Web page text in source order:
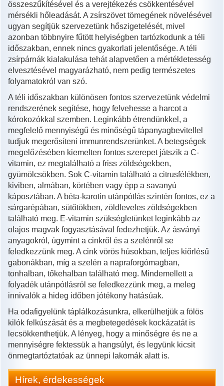
összeszűkítésével és a verejtékezés csökkentésével
mérsékli hőleadását. A zsírszövet tömegének növelésével
ugyan segítjük szervezetünk hőszigetelését, mivel
azonban többnyire fűtött helyiségben tartózkodunk a téli
időszakban, ennek nincs gyakorlati jelentősége. A téli
zsírpárnák kialakulása tehát alapvetően a mértékletesség
elvesztésével magyarázható, nem pedig természetes
folyamatokról van szó.
A téli időszakban különösen fontos szervezetünk védelmi
rendszerének segítése, hogy felvehesse a harcot a
kórokozókkal szemben. Leginkább étrendünkkel, a
megfelelő mennyiségű és minőségű tápanyagbevitellel
tudjuk megerősíteni immunrendszerünket. A betegségek
megelőzésében kiemelten fontos szerepet játszik a C-
vitamin, ez megtalálható a friss zöldségekben,
gyümölcsökben. Sok C-vitamin található a citrusfélékben,
kiviben, almában, körtében vagy épp a savanyú
káposztában. A béta-karotin utánpótlás szintén fontos, ez a
sárgarépában, sütőtökben, zöldleveles zöldségekben
található meg. E-vitamin szükségletünket leginkább az
olajos magvak fogyasztásával fedezhetjük. Az ásványi
anyagokról, úgymint a cinkről és a szelénről se
feledkezzünk meg. A cink vörös húsokban, teljes kiőrlésű
gabonákban, míg a szelén a napraforgómagban,
tonhalban, tőkehalban található meg. Mindemellett a
folyadék utánpótlásról se feledkezzünk meg, a meleg
innivalók a hideg időben jótékony hatásúak.
Ha odafigyelünk táplálkozásunkra, elkerülhetjük a fölös
kilók felkúszását és a megbetegedések kockázatát is
lecsökkenthetjük. A lényeg, hogy a minőségre és ne a
mennyiségre fektessük a hangsúlyt, és legyünk kicsit
önmegtartóztatóak az ünnepi lakomák alatt is.
Hírek, érdekességek